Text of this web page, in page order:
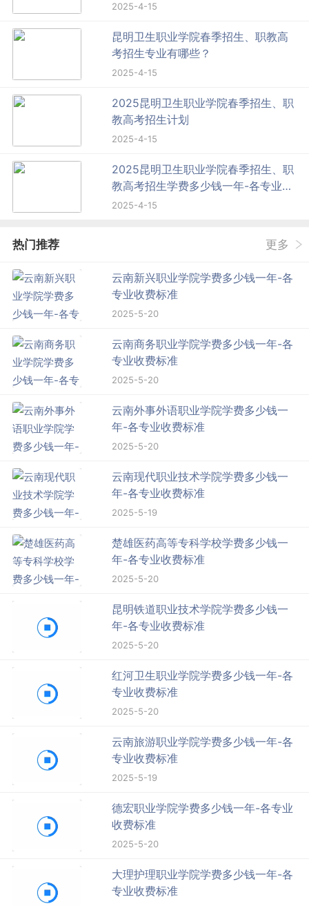
2025-4-15
昆明卫生职业学院春季招生、职教高
考招生专业有哪些？
2025-4-15
2025昆明卫生职业学院春季招生、职
教高考招生计划
2025-4-15
2025昆明卫生职业学院春季招生、职
教高考招生学费多少钱一年-各专业收
费标准
2025-4-15
热门推荐 更多
云南新兴职业学院学费多少钱一年-各
专业收费标准
2025-5-20
云南商务职业学院学费多少钱一年-各
专业收费标准
2025-5-20
云南外事外语职业学院学费多少钱一
年-各专业收费标准
2025-5-20
云南现代职业技术学院学费多少钱一
年-各专业收费标准
2025-5-19
楚雄医药高等专科学校学费多少钱一
年-各专业收费标准
2025-5-20
昆明铁道职业技术学院学费多少钱一
年-各专业收费标准
2025-5-20
红河卫生职业学院学费多少钱一年-各
专业收费标准
2025-5-20
云南旅游职业学院学费多少钱一年-各
专业收费标准
2025-5-19
德宏职业学院学费多少钱一年-各专业
收费标准
2025-5-20
大理护理职业学院学费多少钱一年-各
专业收费标准